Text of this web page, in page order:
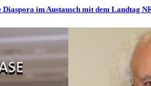
im Austausch mit dem Landtag